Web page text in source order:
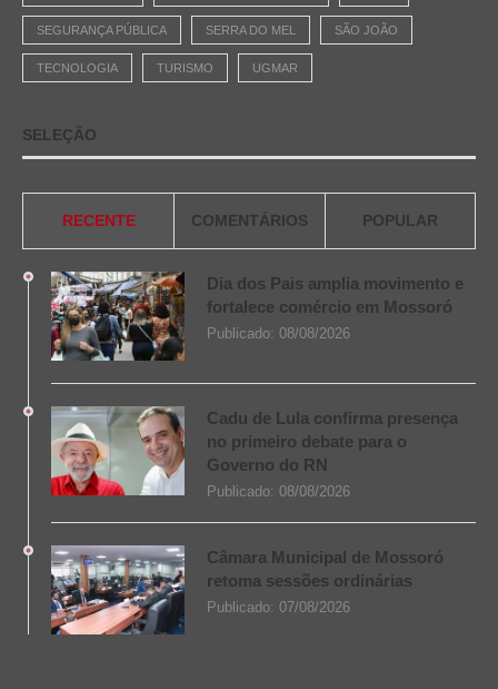
SEGURANÇA PÚBLICA SERRA DO MEL SÃO JOÃO
TECNOLOGIA TURISMO UGMAR
SELEÇÃO
RECENTE COMENTÁRIOS POPULAR
Dia dos Pais amplia movimento e
fortalece comércio em Mossoró
Publicado: 08/08/2026
Cadu de Lula confirma presença
no primeiro debate para o
Governo do RN
Publicado: 08/08/2026
Câmara Municipal de Mossoró
retoma sessões ordinárias
Publicado: 07/08/2026